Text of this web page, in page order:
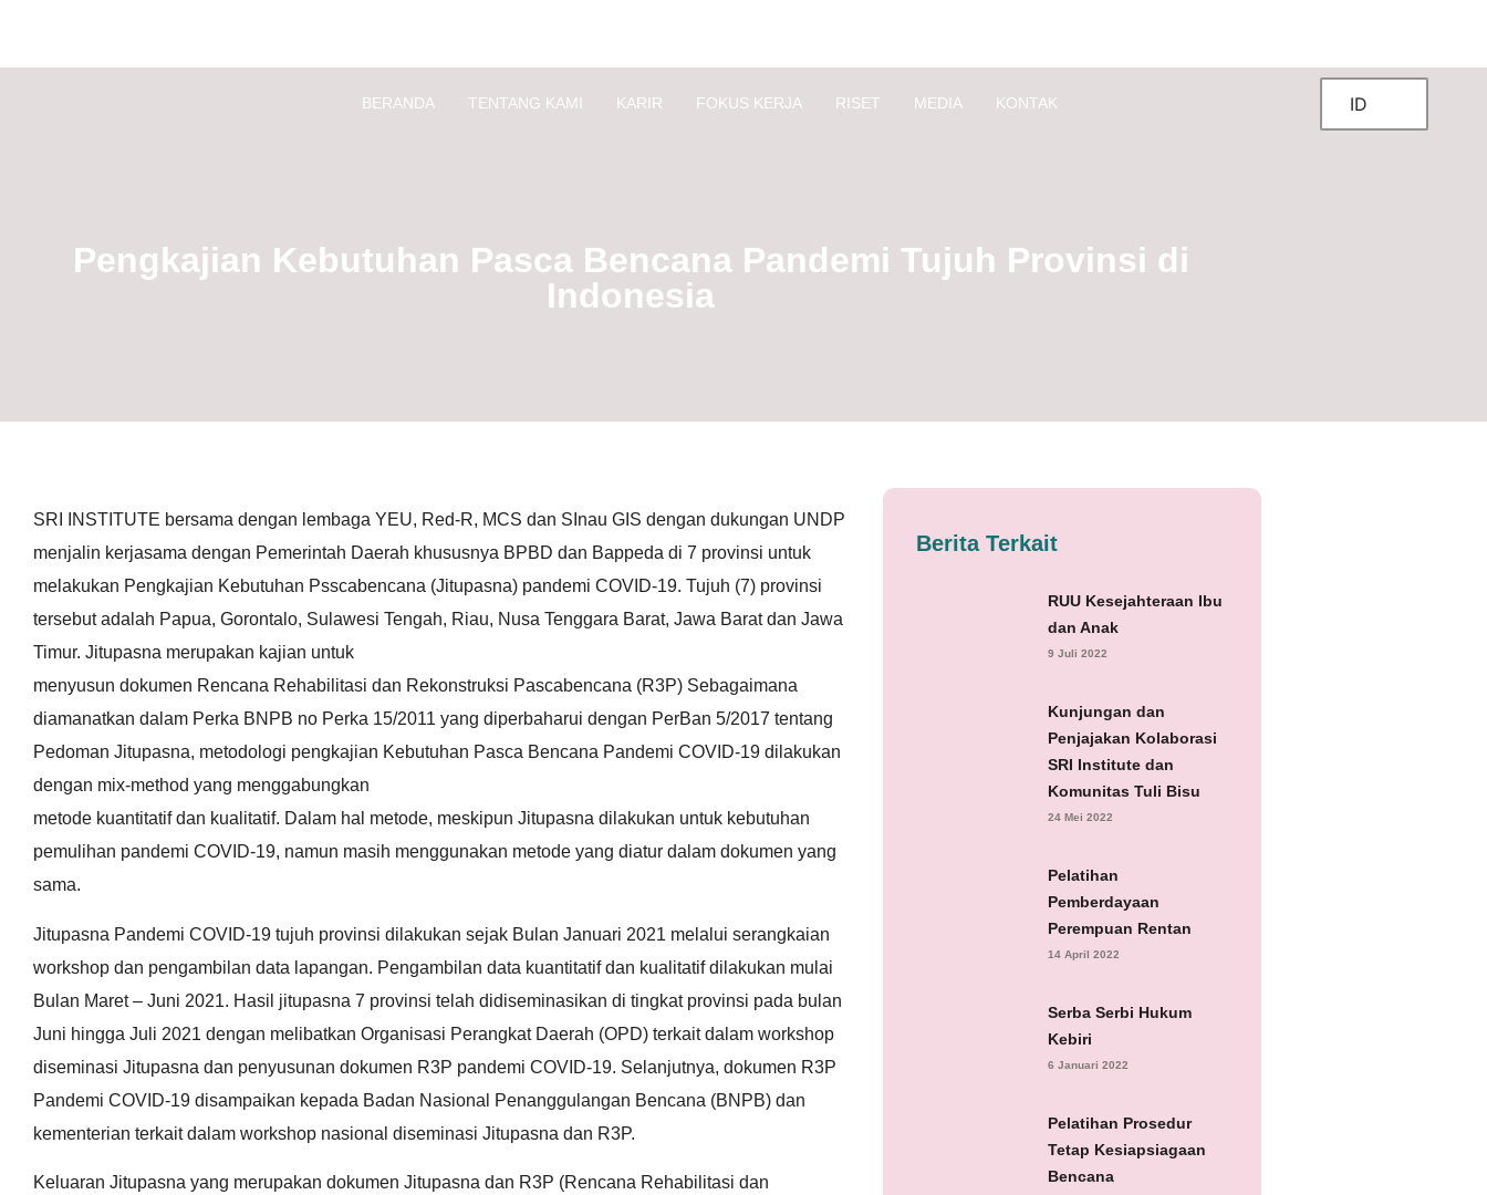
BERANDA TENTANG KAMI KARIR FOKUS KERJA RISET MEDIA KONTAK ID
Pengkajian Kebutuhan Pasca Bencana Pandemi Tujuh Provinsi di
Indonesia
SRI INSTITUTE bersama dengan lembaga YEU, Red-R, MCS dan SInau GIS dengan dukungan UNDP
menjalin kerjasama dengan Pemerintah Daerah khususnya BPBD dan Bappeda di 7 provinsi untuk
melakukan Pengkajian Kebutuhan Psscabencana (Jitupasna) pandemi COVID-19. Tujuh (7) provinsi
tersebut adalah Papua, Gorontalo, Sulawesi Tengah, Riau, Nusa Tenggara Barat, Jawa Barat dan Jawa
Timur. Jitupasna merupakan kajian untuk
menyusun dokumen Rencana Rehabilitasi dan Rekonstruksi Pascabencana (R3P) Sebagaimana
diamanatkan dalam Perka BNPB no Perka 15/2011 yang diperbaharui dengan PerBan 5/2017 tentang
Pedoman Jitupasna, metodologi pengkajian Kebutuhan Pasca Bencana Pandemi COVID-19 dilakukan
dengan mix-method yang menggabungkan
metode kuantitatif dan kualitatif. Dalam hal metode, meskipun Jitupasna dilakukan untuk kebutuhan
pemulihan pandemi COVID-19, namun masih menggunakan metode yang diatur dalam dokumen yang
sama.
Jitupasna Pandemi COVID-19 tujuh provinsi dilakukan sejak Bulan Januari 2021 melalui serangkaian
workshop dan pengambilan data lapangan. Pengambilan data kuantitatif dan kualitatif dilakukan mulai
Bulan Maret – Juni 2021. Hasil jitupasna 7 provinsi telah didiseminasikan di tingkat provinsi pada bulan
Juni hingga Juli 2021 dengan melibatkan Organisasi Perangkat Daerah (OPD) terkait dalam workshop
diseminasi Jitupasna dan penyusunan dokumen R3P pandemi COVID-19. Selanjutnya, dokumen R3P
Pandemi COVID-19 disampaikan kepada Badan Nasional Penanggulangan Bencana (BNPB) dan
kementerian terkait dalam workshop nasional diseminasi Jitupasna dan R3P.
Keluaran Jitupasna yang merupakan dokumen Jitupasna dan R3P (Rencana Rehabilitasi dan
Berita Terkait
RUU Kesejahteraan Ibu
dan Anak
9 Juli 2022
Kunjungan dan
Penjajakan Kolaborasi
SRI Institute dan
Komunitas Tuli Bisu
24 Mei 2022
Pelatihan
Pemberdayaan
Perempuan Rentan
14 April 2022
Serba Serbi Hukum
Kebiri
6 Januari 2022
Pelatihan Prosedur
Tetap Kesiapsiagaan
Bencana